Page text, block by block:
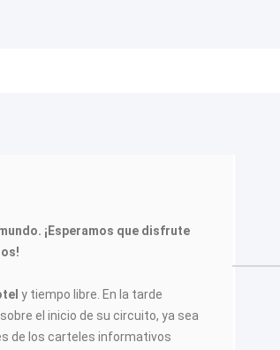
¡Esperamos que disfrute
y tiempo libre. En la tarde
el inicio de su circuito, ya sea
de los carteles informativos